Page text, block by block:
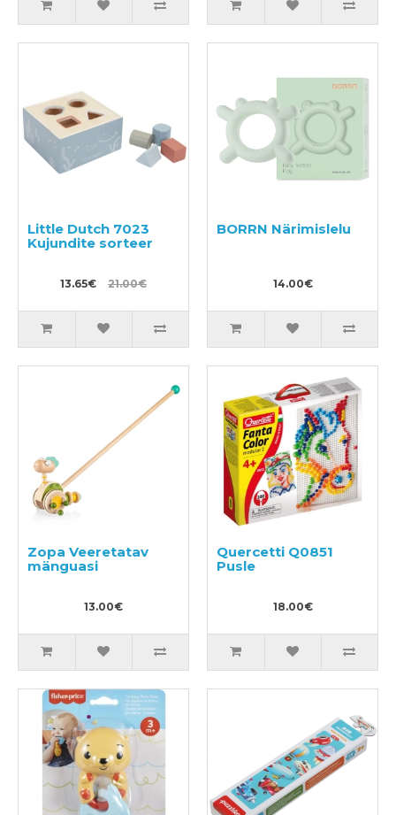
Little Dutch 7023
Kujundite sorteer
13.65€ 21.00€
BORRN Närimislelu
14.00€
Zopa Veeretatav
mänguasi
13.00€
Quercetti Q0851
Pusle
18.00€